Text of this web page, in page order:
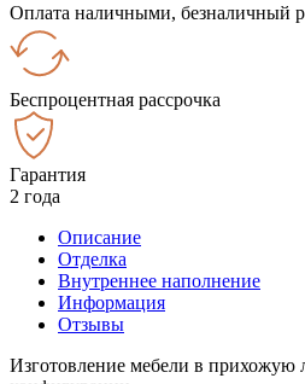
Оплата наличными, безналичный
Беспроцентная рассрочка
Гарантия
2 года
Описание
Отделка
Внутреннее наполнение
Информация
Отзывы
Изготовление мебели в прихожую